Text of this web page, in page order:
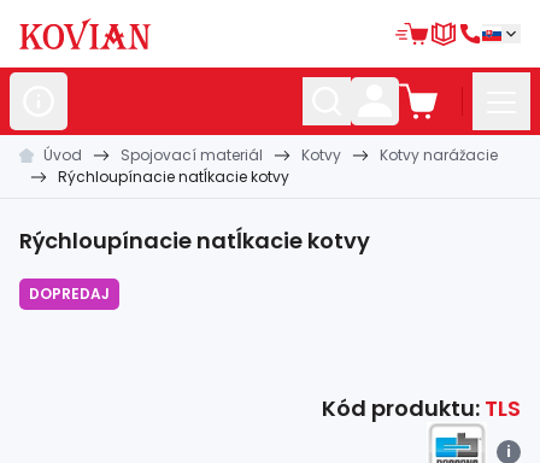
Nerezovépolotovary
Kované polotovary
Zábradlia a
Úvod Spojovací materiál Kotvy
Kotvy narážacie
Rýchloupínacie natĺkacie kotvy
Rýchloupínacie natĺkacie kotvy
DOPREDAJ
Kód produktu: TLS
i